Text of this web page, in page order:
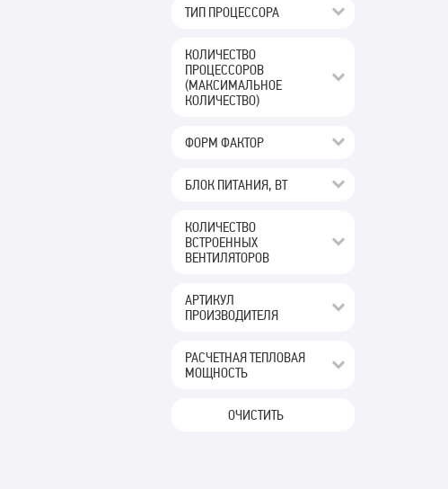
ТИП ПРОЦЕССОРА
КОЛИЧЕСТВО
ПРОЦЕССОРОВ
(МАКСИМАЛЬНОЕ
КОЛИЧЕСТВО)
ФОРМ ФАКТОР
БЛОК ПИТАНИЯ, ВТ
КОЛИЧЕСТВО
ВСТРОЕННЫХ
ВЕНТИЛЯТОРОВ
АРТИКУЛ
ПРОИЗВОДИТЕЛЯ
РАСЧЕТНАЯ ТЕПЛОВАЯ
МОЩНОСТЬ
ОЧИСТИТЬ